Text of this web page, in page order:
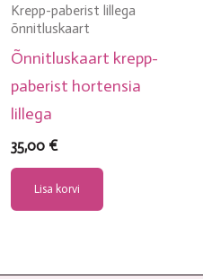
Krepp-paberist lillega
õnnitluskaart
Õnnitluskaart krepp-
paberist hortensia
lillega
35,00 €
Lisa korvi